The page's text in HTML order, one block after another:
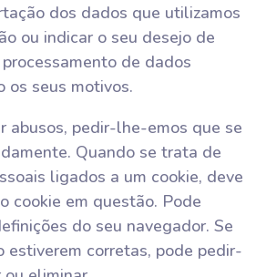
dos dados que utilizamos
ou indicar o seu desejo de
de dados
os seus motivos.
abusos, pedir-lhe-emos que se
Quando se trata de
ligados a um cookie, deve
cookie em questão. Pode
do seu navegador. Se
estiverem corretas, pode pedir-